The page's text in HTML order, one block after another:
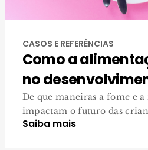
CASOS E REFERÊNCIAS
Como a
no
De que maneiras a fome e
impactam o futuro das
Saiba mais